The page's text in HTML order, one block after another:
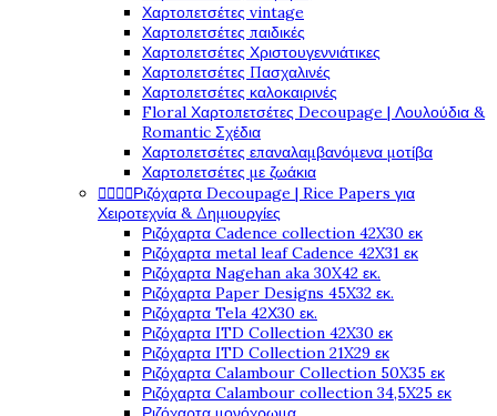
Χαρτοπετσέτες vintage
Χαρτοπετσέτες παιδικές
Χαρτοπετσέτες Χριστουγεννιάτικες
Χαρτοπετσέτες Πασχαλινές
Χαρτοπετσέτες καλοκαιρινές
Floral Χαρτοπετσέτες Decoupage | Λουλούδια &
Romantic Σχέδια
Χαρτοπετσέτες επαναλαμβανόμενα μοτίβα
Χαρτοπετσέτες με ζωάκια
Ριζόχαρτα Decoupage | Rice Papers για
Χειροτεχνία & Δημιουργίες
Ριζόχαρτα Cadence collection 42X30 εκ
Ριζόχαρτα metal leaf Cadence 42X31 εκ
Ριζόχαρτα Nagehan aka 30X42 εκ.
Ριζόχαρτα Paper Designs 45X32 εκ.
Ριζόχαρτα Tela 42Χ30 εκ.
Ριζόχαρτα ITD Collection 42X30 εκ
Ριζόχαρτα ITD Collection 21X29 εκ
Ριζόχαρτα Calambour Collection 50X35 εκ
Ριζόχαρτα Calambour collection 34,5X25 εκ